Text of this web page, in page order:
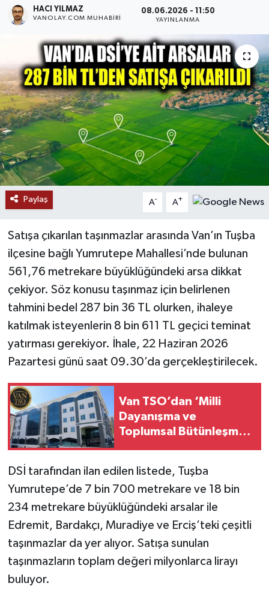
HACI YILMAZ
VANOLAY.COM MUHABIRI
08.06.2026 - 11:50
YAYINLANMA
Paylaş A- A+
Satışa çıkarılan taşınmazlar arasında Van’ın Tuşba
ilçesine bağlı Yumrutepe Mahallesi’nde bulunan
561,76 metrekare büyüklüğündeki arsa dikkat
çekiyor. Söz konusu taşınmaz için belirlenen
tahmini bedel 287 bin 36 TL olurken, ihaleye
katılmak isteyenlerin 8 bin 611 TL geçici teminat
yatırması gerekiyor. İhale, 22 Haziran 2026
Pazartesi günü saat 09.30’da gerçekleştirilecek.
Van TSO’dan ‘Milli
Dayanışma ve
Toplumsal Bütünleşme’
DSİ tarafından ilan edilen listede, Tuşba
Yumrutepe’de 7 bin 700 metrekare ve 18 bin
234 metrekare büyüklüğündeki arsalar ile
Edremit, Bardakçı, Muradiye ve Erciş’teki çeşitli
taşınmazlar da yer alıyor. Satışa sunulan
taşınmazların toplam değeri milyonlarca lirayı
buluyor.
RESMİ İLANLAR